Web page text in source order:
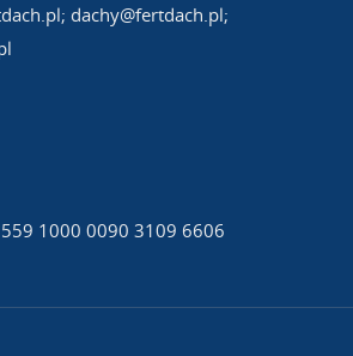
dachy@fertdach.pl;
1000 0090 3109 6606